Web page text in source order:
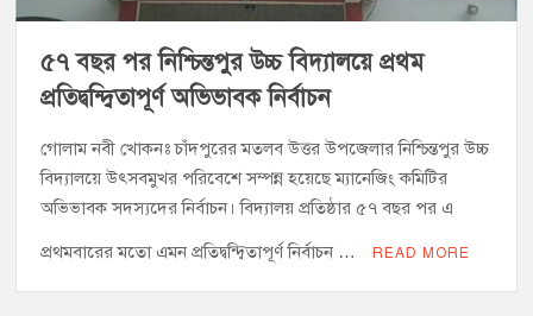
৫৭ বছর পর নিশ্চিন্তপুর উচ্চ বিদ্যালয়ে প্রথম
প্রতিদ্বন্দ্বিতাপূর্ণ অভিভাবক নির্বাচন
গোলাম নবী খোকনঃ চাঁদপুরের মতলব উত্তর উপজেলার নিশ্চিন্তপুর উচ্চ
বিদ্যালয়ে উৎসবমুখর পরিবেশে সম্পন্ন হয়েছে ম্যানেজিং কমিটির
অভিভাবক সদস্যদের নির্বাচন। বিদ্যালয় প্রতিষ্ঠার ৫৭ বছর পর এ
প্রথমবারের মতো এমন প্রতিদ্বন্দ্বিতাপূর্ণ নির্বাচন … READ MORE